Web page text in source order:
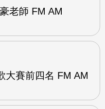
老師 FM AM
大賽前四名 FM AM